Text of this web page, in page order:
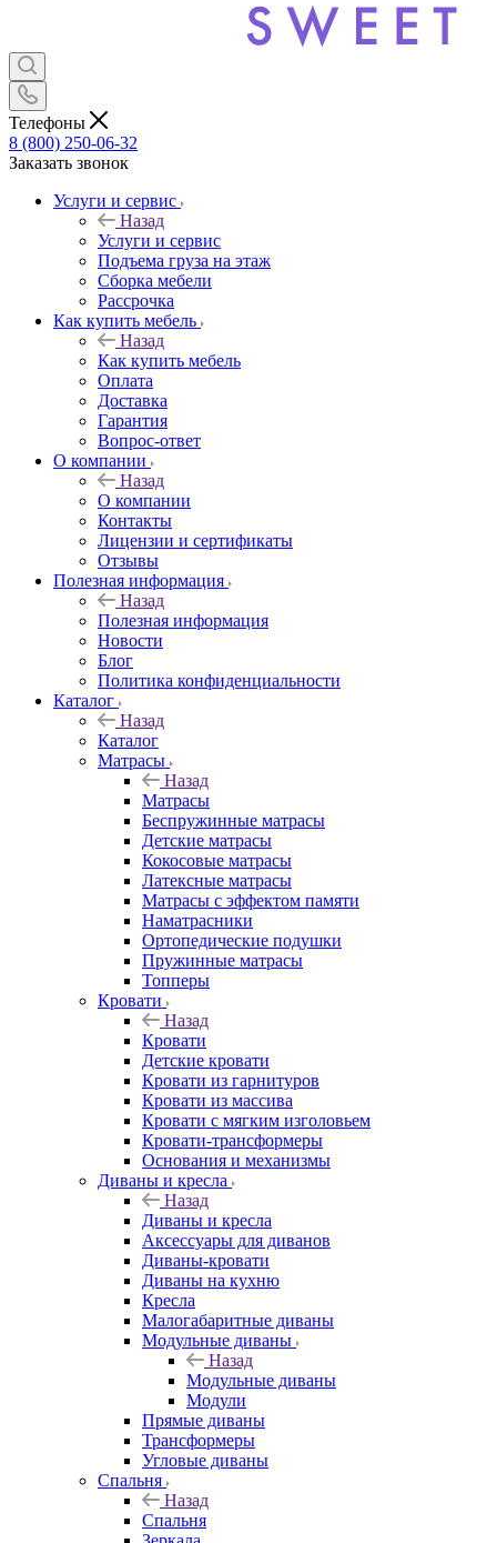
Телефоны
8 (800) 250-06-32
Заказать звонок
Услуги и сервис
Назад
Услуги и сервис
Подъема груза на этаж
Сборка мебели
Рассрочка
Как купить мебель
Назад
Как купить мебель
Оплата
Доставка
Гарантия
Вопрос-ответ
О компании
Назад
О компании
Контакты
Лицензии и сертификаты
Отзывы
Полезная информация
Назад
Полезная информация
Новости
Блог
Политика конфиденциальности
Каталог
Назад
Каталог
Матрасы
Назад
Матрасы
Беспружинные матрасы
Детские матрасы
Кокосовые матрасы
Латексные матрасы
Матрасы с эффектом памяти
Наматрасники
Ортопедические подушки
Пружинные матрасы
Топперы
Кровати
Назад
Кровати
Детские кровати
Кровати из гарнитуров
Кровати из массива
Кровати с мягким изголовьем
Кровати-трансформеры
Основания и механизмы
Диваны и кресла
Назад
Диваны и кресла
Аксессуары для диванов
Диваны-кровати
Диваны на кухню
Кресла
Малогабаритные диваны
Модульные диваны
Назад
Модульные диваны
Модули
Прямые диваны
Трансформеры
Угловые диваны
Спальня
Назад
Спальня